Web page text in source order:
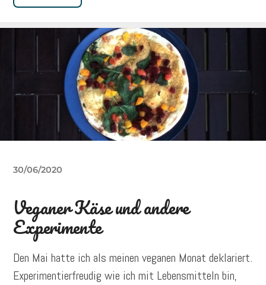
30/06/2020
Veganer Käse und andere
Experimente
Den Mai hatte ich als meinen veganen Monat deklariert.
Experimentierfreudig wie ich mit Lebensmitteln bin,